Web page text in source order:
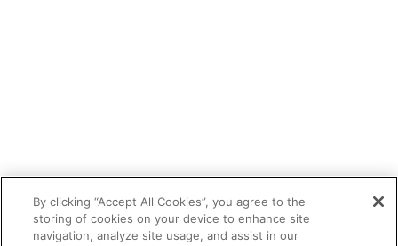
By clicking “Accept All Cookies”, you agree to the
storing of cookies on your device to enhance site
navigation, analyze site usage, and assist in our